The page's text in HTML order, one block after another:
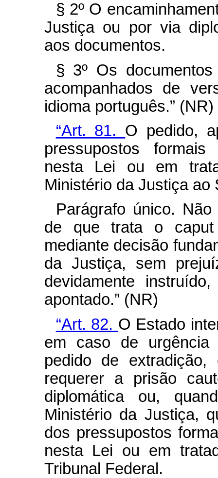
§ 2º O
Justiça ou por via
aos documentos.
§ 3º Os
acompanhados de
idioma português.” (NR)
“Art. 81. O pedido,
pressupostos
nesta Lei ou em
Ministério da Justiça ao
Parágrafo único.
de que trata o
mediante decisão
da Justiça, sem
devidamente
apontado.” (NR)
“Art. 82. O Estado
em caso de
pedido de extradição,
requerer a prisão
diplomática ou,
Ministério da Justiça,
dos pressupostos
nesta Lei ou em
Tribunal Federal.